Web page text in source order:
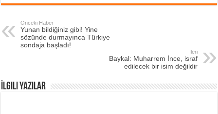
Önceki Haber
Yunan bildiğiniz gibi! Yine
sözünde durmayınca Türkiye
sondaja başladı!
İleri
Baykal: Muharrem İnce, israf
edilecek bir isim değildir
İlgili Yazılar